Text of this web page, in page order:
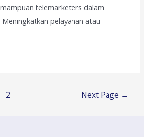
telemarketers dalam
pelayanan atau
2 Next Page →